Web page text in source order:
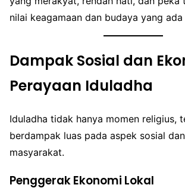
nilai keagamaan dan budaya yang
Dampak Sosial dan
Perayaan Iduladha
Iduladha tidak hanya momen religius,
berdampak luas pada aspek sosial
masyarakat.
Penggerak Ekonomi Lokal